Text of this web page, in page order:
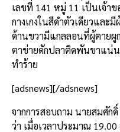
เลขที่ 141 หมู่ 11 เป็นเจ้า
กางเกงในสีดำตัวเดียวและ
ด้านขวามีแกลลอนที่ผู้ตายผู
ตาข่ายดักปลาติดพันขาแน่น
ทำร้าย
[adsnews][/adsnews]
จากการสอบถาม นายสมศัก
ว่า เมื่อเวลาประมาณ